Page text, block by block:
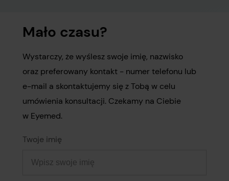
Mało czasu?
Wystarczy, że wyślesz swoje imię, nazwisko
oraz preferowany kontakt - numer telefonu lub
e-mail a skontaktujemy się z Tobą w celu
umówienia konsultacji. Czekamy na Ciebie
w Eyemed.
Twoje imię